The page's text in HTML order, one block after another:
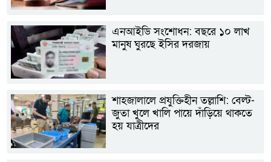
এনআইডি সংশোধন: বছরে ১০ লাখ
মানুষ ঘুরছে ইসির দরজায়
শাহজালালে প্রযুক্তিহীন তল্লাশি: বেল্ট-
জুতা খুলে খালি পায়ে দাঁড়িয়ে থাকতে
হয় যাত্রীদের